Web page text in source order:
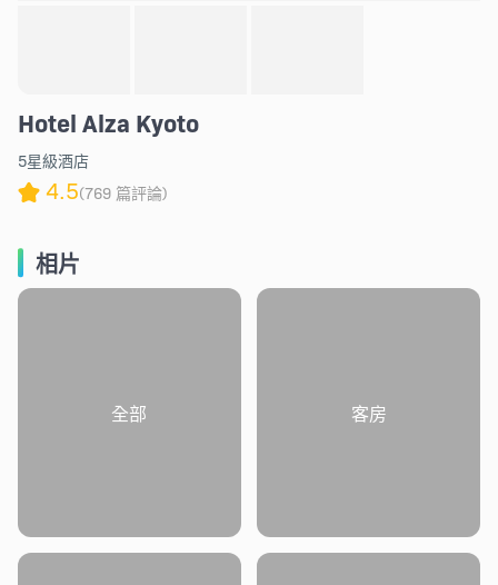
Hotel Alza Kyoto
5星級酒店
4.5(769 篇評論)
相片
全部 客房